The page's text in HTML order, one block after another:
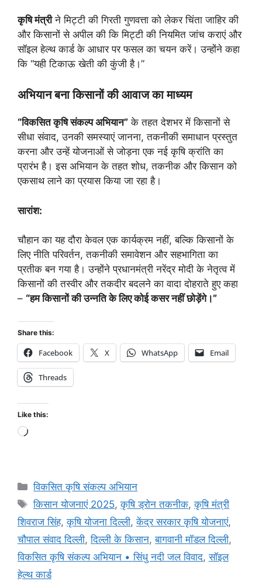
कृषि मंत्रीने मिट्टी की गिरती गुणवत्ता को लेकर चिंता जाहिर की
और किसानों से अपील की कि मिट्टी की नियमित जांच कराएं और
सॉइल हेल्थ कार्ड के आधार पर फसल का चयन करें। उन्होंने कहा
कि “यही टिकाऊ खेती की कुंजी है।”
अभियान बना किसानों की आवाज का माध्यम
“विकसित कृषि संकल्प अभियान” के तहत देशभर में किसानों से
सीधा संवाद, उनकी समस्याएं जानना, तकनीकी समाधान प्रस्तुत
करना और उन्हें योजनाओं से जोड़ना एक नई कृषि क्रांति का
प्रारंभ है। इस अभियान के तहत शोध, तकनीक और किसान को
एकसाथ लाने का प्रयास किया जा रहा है।
सारांश:
चौहान का यह दौरा केवल एक कार्यक्रम नहीं, बल्कि किसानों के
लिए नीति परिवर्तन, तकनीकी समावेशन और सहभागिता का
प्रतीक बन गया है। उन्होंने प्रधानमंत्री नरेंद्र मोदी के नेतृत्व में
किसानों की तस्वीर और तकदीर बदलने का वादा दोहराते हुए कहा
– “हम किसानों की उन्नति के लिए कोई कसर नहीं छोड़ेंगे।”
Share this:
Facebook X WhatsApp Email
Threads
Like this:
विकसित कृषि संकल्प अभियान
किसान योजनाएं 2025,कृषि ड्रोन तकनीक,कृषि मंत्री
शिवराज सिंह,कृषि योजना दिल्ली,केंद्र सरकार कृषि योजनाएं,
चौपाल संवाद दिल्ली,दिल्ली के किसान,बागवानी मॉडल दिल्ली,
विकसित कृषि संकल्प अभियान • सिंधु नदी जल विवाद,सॉइल
हेल्थ कार्ड